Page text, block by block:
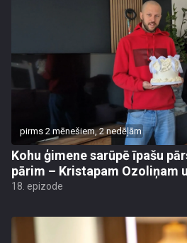
pirms 2 mēnešiem, 2 nedēļām
Kohu ģimene sarūpē īpašu
pārim – Kristapam Ozoliņam
18. epizode